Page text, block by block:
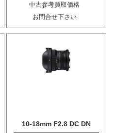
中古参考買取価格
お問合せ下さい
10-18mm F2.8 DC DN